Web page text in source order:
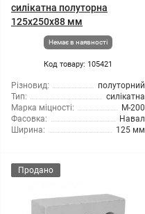
силікатна полуторна
125х250х88 мм
Немає в наявності
Код товару: 105421
Різновид:
полуторний
Тип:
силікатна
Марка міцності:
М-200
Фасовка:
Навал
Ширина:
125 мм
Продано